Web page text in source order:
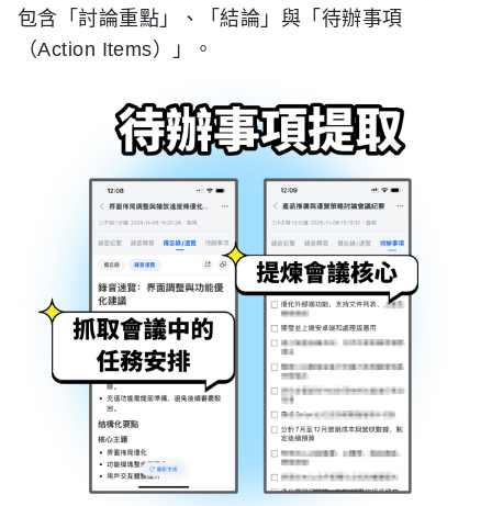
包含「討論重點」、「結論」與「待辦事項
（Action Items）」。